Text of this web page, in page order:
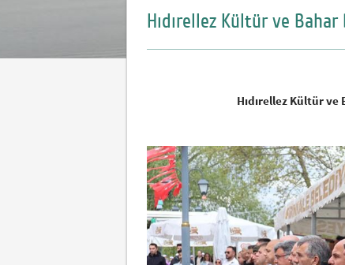
Hıdırellez Kültür ve
Hıdırellez Kültür